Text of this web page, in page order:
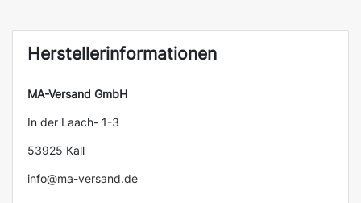
Herstellerinformationen
MA-Versand GmbH
In der Laach- 1-3
53925 Kall
info@ma-versand.de